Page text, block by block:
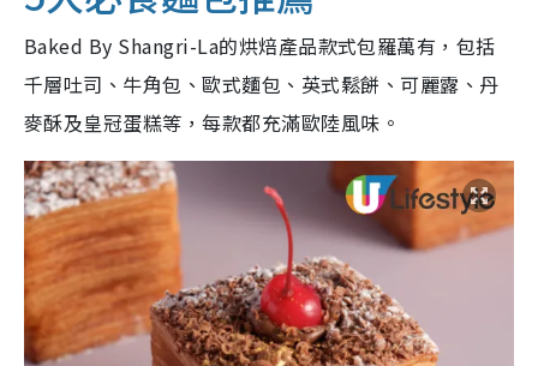
Baked By Shangri-La的烘焙產品款式包羅萬有，包括
千層吐司、牛角包、歐式麵包、英式鬆餅、可麗露、丹
麥酥及皇冠蛋糕等，每款都充滿歐陸風味。